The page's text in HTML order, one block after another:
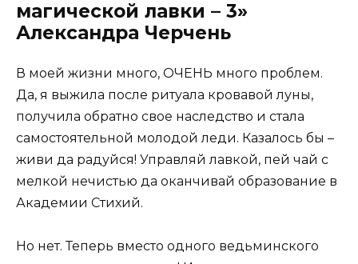
магической лавки – 3»
Александра Черчень
В моей жизни много, ОЧЕНЬ много проблем.
Да, я выжила после ритуала кровавой луны,
получила обратно свое наследство и стала
самостоятельной молодой леди. Казалось бы –
живи да радуйся! Управляй лавкой, пей чай с
мелкой нечистью да оканчивай образование в
Академии Стихий.
Но нет. Теперь вместо одного ведьминского